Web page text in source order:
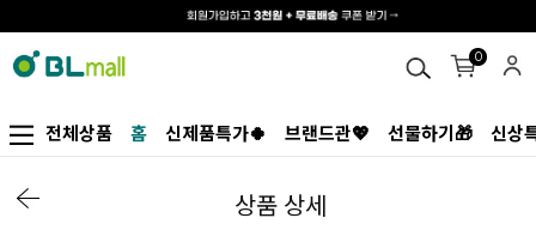
0
전체상품 홈 신제품특가🍀 브랜드관💖 선물하기🎁 신상
상품 상세